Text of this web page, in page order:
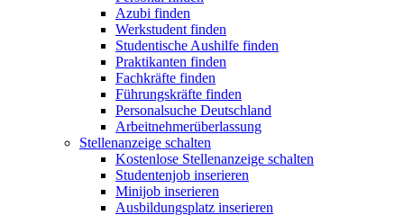
Azubi finden
Werkstudent finden
Studentische Aushilfe finden
Praktikanten finden
Fachkräfte finden
Führungskräfte finden
Personalsuche Deutschland
Arbeitnehmerüberlassung
Stellenanzeige schalten
Kostenlose Stellenanzeige schalten
Studentenjob inserieren
Minijob inserieren
Ausbildungsplatz inserieren